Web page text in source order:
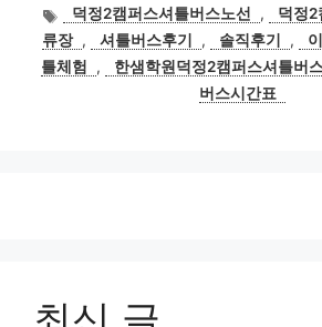
태
그
덕정2캠퍼스셔틀버스노선 ,
덕정2
류장 , 셔틀버스후기 , 솔직후기 ,
틀체험
, 한샘학원덕정2캠퍼스셔틀버
버스시간표